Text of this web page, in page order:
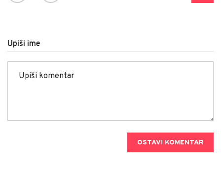
Upiši ime
OSTAVI KOMENTAR